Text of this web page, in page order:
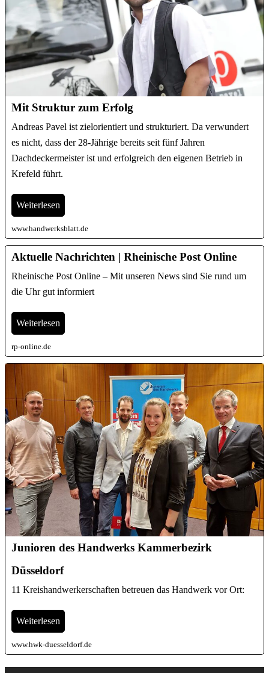
Mit Struktur zum Erfolg
Andreas Pavel ist zielorientiert und strukturiert. Da verwundert
es nicht, dass der 28-­Jährige bereits seit fünf Jahren
Dachdeckermeister ist und ­erfolgreich den eigenen Betrieb in
Krefeld führt.
Weiterlesen
www.handwerksblatt.de
Aktuelle Nachrichten | Rheinische Post Online
Rheinische Post Online – Mit unseren News sind Sie rund um
die Uhr gut informiert
Weiterlesen
rp-online.de
Junioren des Handwerks Kammerbezirk
Düsseldorf
11 Kreishandwerkerschaften betreuen das Handwerk vor Ort:
Weiterlesen
www.hwk-duesseldorf.de